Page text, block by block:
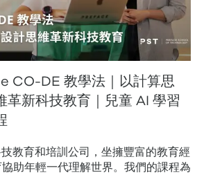
CO-DE 教學法｜以計算思
革新科技教育｜兒童 AI 學習
教育和培訓公司，坐擁豐富的教育經
助年輕一代理解世界。我們的課程為